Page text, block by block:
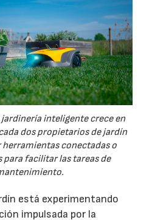
inteligente crece en
dos propietarios de jardín
conectadas o
para facilitar las tareas de
está experimentando
impulsada por la